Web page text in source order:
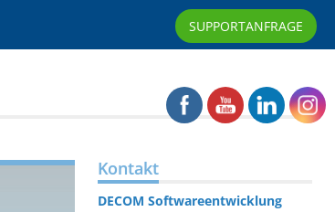
SUPPORTANFRAGE
Kontakt
DECOM Softwareentwicklung